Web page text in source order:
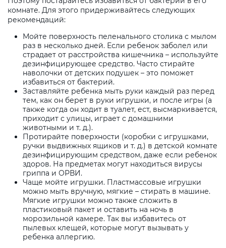
комнате. Для этого придерживайтесь следующих
рекомендаций:
Мойте поверхность пеленального столика с мылом
раз в несколько дней. Если ребенок заболел или
страдает от расстройства кишечника – используйте
дезинфицирующее средство. Часто стирайте
наволочки от детских подушек – это поможет
избавиться от бактерий.
Заставляйте ребенка мыть руки каждый раз перед
тем, как он берет в руки игрушки, и после игры (а
также когда он ходит в туалет, ест, высмаркивается,
приходит с улицы, играет с домашними
животными и т. д.).
Протирайте поверхности (коробки с игрушками,
ручки выдвижных ящиков и т. д.) в детской комнате
дезинфицирующим средством, даже если ребенок
здоров. На предметах могут находиться вирусы
гриппа и ОРВИ.
Чаще мойте игрушки. Пластмассовые игрушки
можно мыть вручную, мягкие – стирать в машине.
Мягкие игрушки можно также сложить в
пластиковый пакет и оставить на ночь в
морозильной камере. Так вы избавитесь от
пылевых клещей, которые могут вызывать у
ребенка аллергию.